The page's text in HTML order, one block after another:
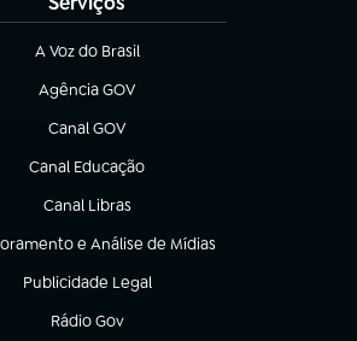
A Voz do Brasil
(abre em nova aba)
Agência GOV
(abre em nova aba)
Canal GOV
(abre em nova aba)
Canal Educação
(abre em nova aba)
Canal Libras
(abre em nova aba)
e Análise de Mídias
nova aba)
Publicidade Legal
(abre em nova aba)
Rádio Gov
(abre em nova aba)